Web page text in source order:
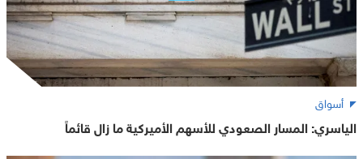
أسواق
الياسري: المسار الصعودي للأسهم الأميركية ما زال قائماً